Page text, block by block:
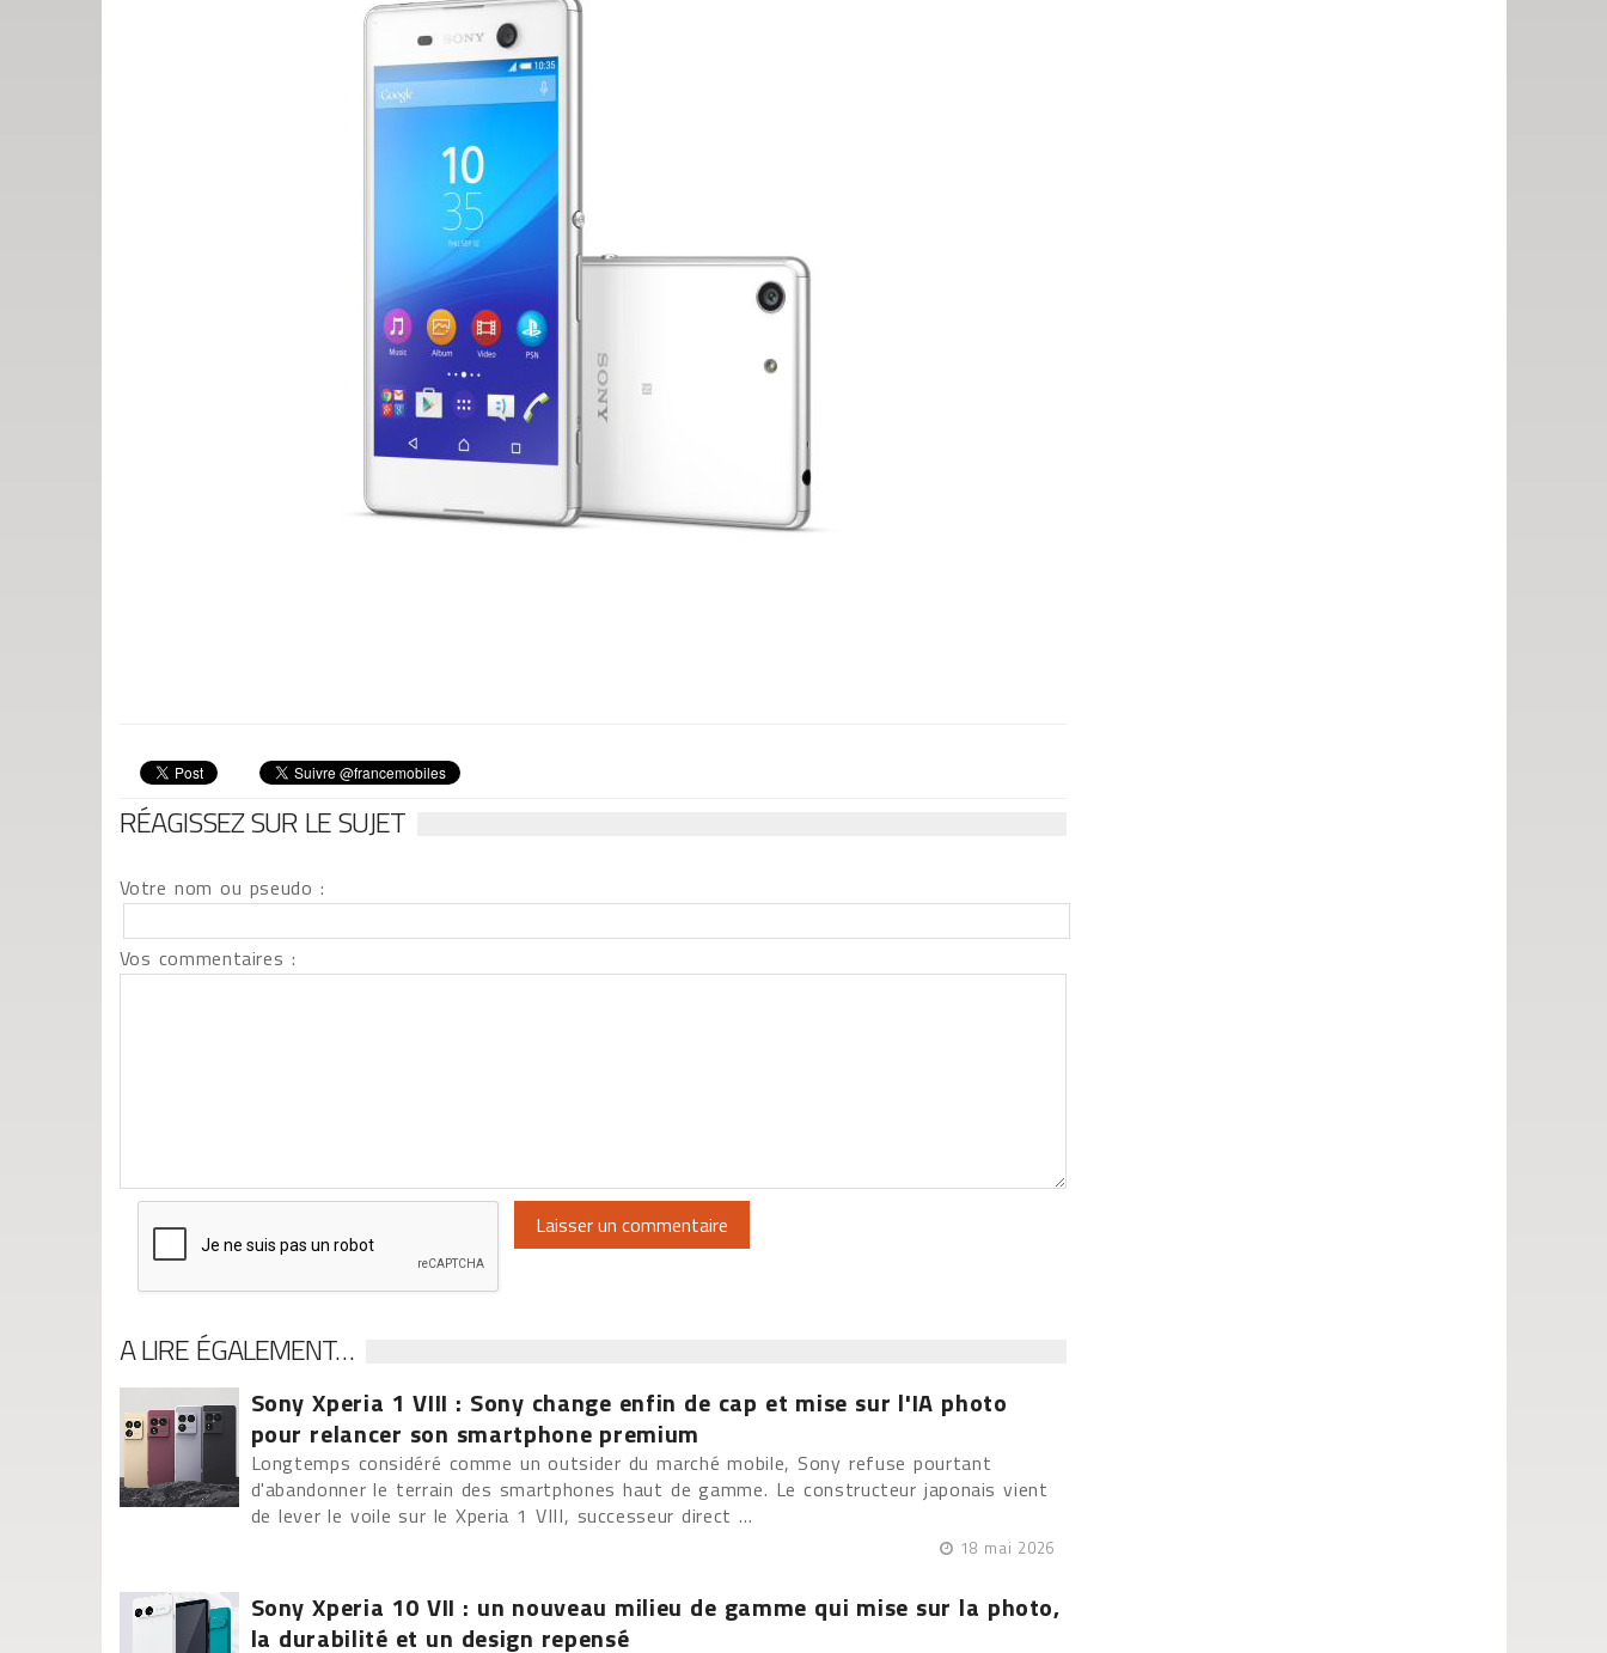
RÉAGISSEZ SUR LE SUJET
Votre nom ou pseudo :
Vos commentaires :
A LIRE ÉGALEMENT…
Sony Xperia 1 VIII : Sony change enfin de cap et mise sur l'IA photo
pour relancer son smartphone premium
Longtemps considéré comme un outsider du marché mobile, Sony refuse pourtant
d'abandonner le terrain des smartphones haut de gamme. Le constructeur japonais vient
de lever le voile sur le Xperia 1 VIII, successeur direct ...
18 mai 2026
Sony Xperia 10 VII : un nouveau milieu de gamme qui mise sur la photo,
la durabilité et un design repensé